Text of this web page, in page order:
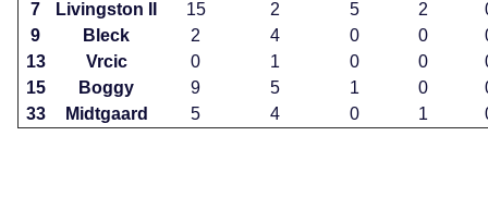
7
Livingston II 15 2 5 2
9
Bleck 2 4 0 0
13
Vrcic 0 1 0 0
15
Boggy 9 5 1 0
33
Midtgaard 5 4 0 1